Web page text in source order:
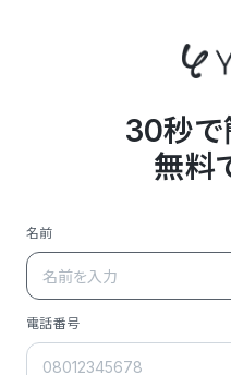
30秒で
無料
名前
電話番号